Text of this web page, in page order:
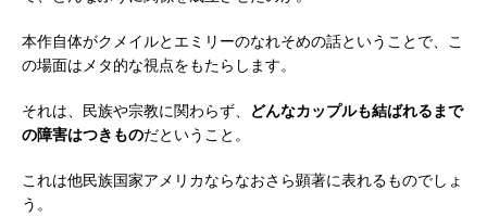
本作自体がクメイルとエミリーのなれそめの話ということで、こ
の場面はメタ的な視点をもたらします。
それは、民族や宗教に関わらず、
どんなカップルも結ばれるまで
の障害はつきものだということ。
これは他民族国家アメリカならなおさら顕著に表れるものでしょ
う。